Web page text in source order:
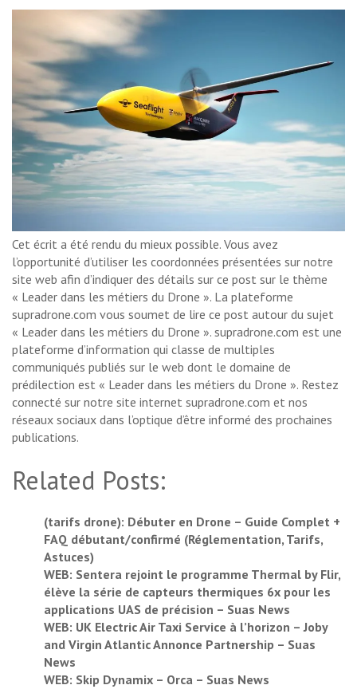
Cet écrit a été rendu du mieux possible. Vous avez
l’opportunité d’utiliser les coordonnées présentées sur notre
site web afin d’indiquer des détails sur ce post sur le thème
« Leader dans les métiers du Drone ». La plateforme
supradrone.com vous soumet de lire ce post autour du sujet
« Leader dans les métiers du Drone ». supradrone.com est une
plateforme d’information qui classe de multiples
communiqués publiés sur le web dont le domaine de
prédilection est « Leader dans les métiers du Drone ». Restez
connecté sur notre site internet supradrone.com et nos
réseaux sociaux dans l’optique d’être informé des prochaines
publications.
Related Posts:
(tarifs drone): Débuter en Drone – Guide Complet +
FAQ débutant/confirmé (Réglementation, Tarifs,
Astuces)
WEB: Sentera rejoint le programme Thermal by Flir,
élève la série de capteurs thermiques 6x pour les
applications UAS de précision – Suas News
WEB: UK Electric Air Taxi Service à l’horizon – Joby
and Virgin Atlantic Annonce Partnership – Suas
News
WEB: Skip Dynamix – Orca – Suas News